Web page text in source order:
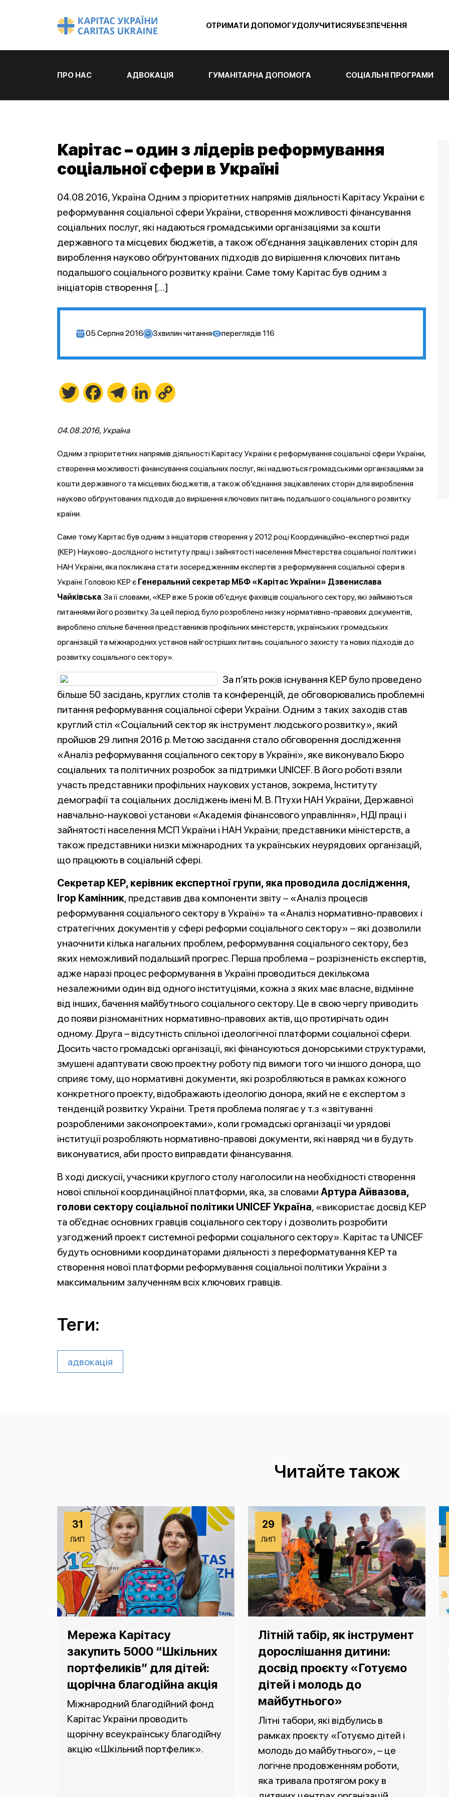
ОТРИМАТИ ДОПОМОГУДОЛУЧИТИСЯУБЕЗПЕЧЕННЯ
ПРО НАС АДВОКАЦІЯ ГУМАНІТАРНА ДОПОМОГА СОЦІАЛЬНІ ПРОГРАМИ
Карітас – один з лідерів реформування
соціальної сфери в Україні
04.08.2016, Україна Одним з пріоритетних напрямів діяльності Карітасу України є
реформування соціальної сфери України, створення можливості фінансування
соціальних послуг, які надаються громадськими організаціями за кошти
державного та місцевих бюджетів, а також об’єднання зацікавлених сторін для
вироблення науково обґрунтованих підходів до вирішення ключових питань
подальшого соціального розвитку країни. Саме тому Карітас був одним з
ініціаторів створення […]
05 Серпня 2016 3хвилин читання переглядів 116
Twitter FacebookTelegramLinkedIn
04.08.2016, Україна
Одним з пріоритетних напрямів діяльності Карітасу України є реформування соціальної сфери України,
створення можливості фінансування соціальних послуг, які надаються громадськими організаціями за
кошти державного та місцевих бюджетів, а також об’єднання зацікавлених сторін для вироблення
науково обґрунтованих підходів до вирішення ключових питань подальшого соціального розвитку
країни.
Саме тому Карітас був одним з ініціаторів створення у 2012 році Координаційно-експертної ради
(КЕР) Науково-дослідного інституту праці і зайнятості населення Міністерства соціальної політики і
НАН України, яка покликана стати зосередженням експертів з реформування соціальної сфери в
Україні. Головою КЕР є Генеральний секретар МБФ «Карітас України» Дзвенислава
Чайківська. За її словами, «КЕР вже 5 років об’єднує фахівців соціального сектору, які займаються
питаннями його розвитку. За цей період було розроблено низку нормативно-правових документів,
вироблено спільне бачення представників профільних міністерств, українських громадських
організацій та міжнародних установ найгостріших питань соціального захисту та нових підходів до
розвитку соціального сектору».
За п’ять років існування КЕР було проведено
більше 50 засідань, круглих столів та конференцій, де обговорювались проблемні
питання реформування соціальної сфери України. Одним з таких заходів став
круглий стіл «Соціальний сектор як інструмент людського розвитку», який
пройшов 29 липня 2016 р. Метою засідання стало обговорення дослідження
«Аналіз реформування соціального сектору в Україні», яке виконувало Бюро
соціальних та політичних розробок за підтримки UNICEF. В його роботі взяли
участь представники профільних наукових установ, зокрема, Інституту
демографії та соціальних досліджень імені М. В. Птухи НАН України, Державної
навчально-наукової установи «Академія фінансового управління», НДІ праці і
зайнятості населення МСП України і НАН України; представники міністерств, а
також представники низки міжнародних та українських неурядових організацій,
що працюють в соціальній сфері.
Секретар КЕР, керівник експертної групи, яка проводила дослідження,
Ігор Камінник, представив два компоненти звіту – «Аналіз процесів
реформування соціального сектору в Україні» та «Аналіз нормативно-правових і
стратегічних документів у сфері реформи соціального сектору» – які дозволили
унаочнити кілька нагальних проблем, реформування соціального сектору, без
яких неможливий подальший прогрес. Перша проблема – розрізненість експертів,
адже наразі процес реформування в Україні проводиться декількома
незалежними один від одного інституціями, кожна з яких має власне, відмінне
від інших, бачення майбутнього соціального сектору. Це в свою чергу приводить
до появи різноманітних нормативно-правових актів, що протирічать один
одному. Друга – відсутність спільної ідеологічної платформи соціальної сфери.
Досить часто громадські організації, які фінансуються донорськими структурами,
змушені адаптувати свою проектну роботу під вимоги того чи іншого донора, що
сприяє тому, що нормативні документи, які розробляються в рамках кожного
конкретного проекту, відображають ідеологію донора, який не є експертом з
тенденцій розвитку України. Третя проблема полягає у т.з «звітуванні
розробленими законопроектами», коли громадські організації чи урядові
інституції розробляють нормативно-правові документи, які навряд чи в будуть
виконуватися, аби просто виправдати фінансування.
В ході дискусії, учасники круглого столу наголосили на необхідності створення
нової спільної координаційної платформи, яка, за словами Артура Айвазова,
голови сектору соціальної політики UNICEF Україна, «використає досвід КЕР
та об’єднає основних гравців соціального сектору і дозволить розробити
узгоджений проект системної реформи соціального сектору». Карітас та UNICEF
будуть основними координаторами діяльності з переформатування КЕР та
створення нової платформи реформування соціальної політики України з
максимальним залученням всіх ключових гравців.
Теги:
адвокація
Читайте також
31
ЛИП
Мережа Карітасу
закупить 5000 “Шкільних
портфеликів” для дітей:
щорічна благодійна акція
Міжнародний благодійний фонд
Карітас України проводить
щорічну всеукраїнську благодійну
акцію «Шкільний портфелик».
29
ЛИП
Літній табір, як інструмент
дорослішання дитини:
досвід проєкту «Готуємо
дітей і молодь до
майбутнього»
Літні табори, які відбулись в
рамках проєкту «Готуємо дітей і
молодь до майбутнього», – це
логічне продовженням роботи,
яка тривала протягом року в